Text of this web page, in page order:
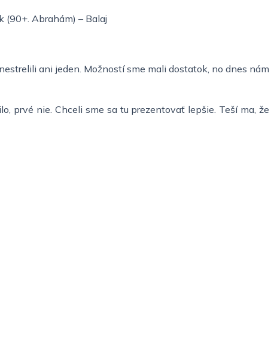
(90+. Abrahám) – Balaj
ani jeden. Možností sme mali dostatok, no dnes nám
prvé nie. Chceli sme sa tu prezentovať lepšie. Teší ma, že